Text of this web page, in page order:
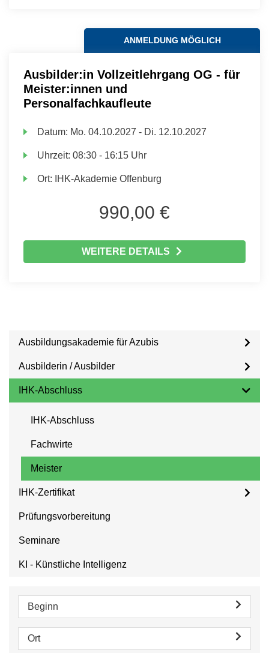
ANMELDUNG MÖGLICH
Ausbilder:in Vollzeitlehrgang OG - für
Meister:innen und
Personalfachkaufleute
Datum: Mo. 04.10.2027 - Di. 12.10.2027
Uhrzeit:08:30 - 16:15 Uhr
Ort: IHK-Akademie Offenburg
990,00 €
WEITERE DETAILS
Ausbildungsakademie für Azubis
Ausbilderin / Ausbilder
IHK-Abschluss
IHK-Abschluss
Fachwirte
Meister
IHK-Zertifikat
Prüfungsvorbereitung
Seminare
KI - Künstliche Intelligenz
Beginn
Ort